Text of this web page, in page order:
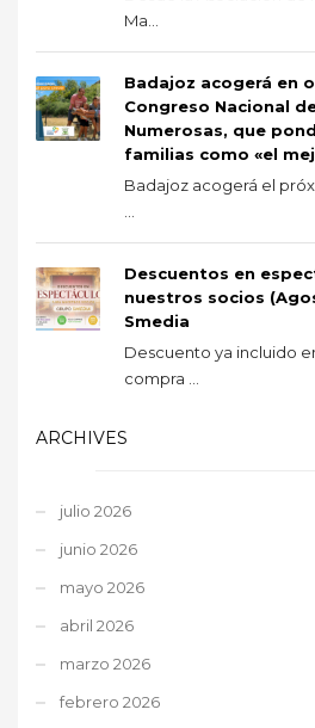
Ma...
Badajoz acogerá en
Congreso Nacional
Numerosas, que
familias como «el
Badajoz acogerá el
Descuentos en
nuestros socios
Smedia
Descuento ya incluido
compra ...
ARCHIVES
julio 2026
junio 2026
mayo 2026
abril 2026
marzo 2026
febrero 2026